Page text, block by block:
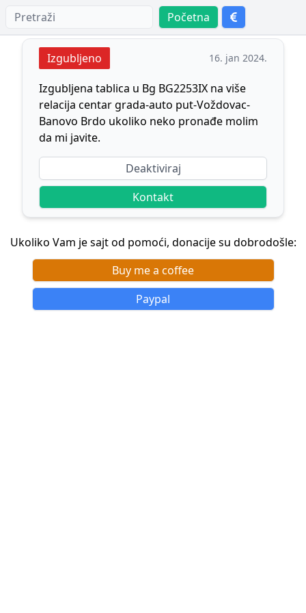
Početna
Izgubljeno 16. jan 2024.
Izgubljena tablica u Bg BG2253IX na više
relacija centar grada-auto put-Voždovac-
Banovo Brdo ukoliko neko pronađe molim
da mi javite.
Deaktiviraj
Kontakt
Ukoliko Vam je sajt od pomoći, donacije su dobrodošle:
Buy me a coffee
Paypal